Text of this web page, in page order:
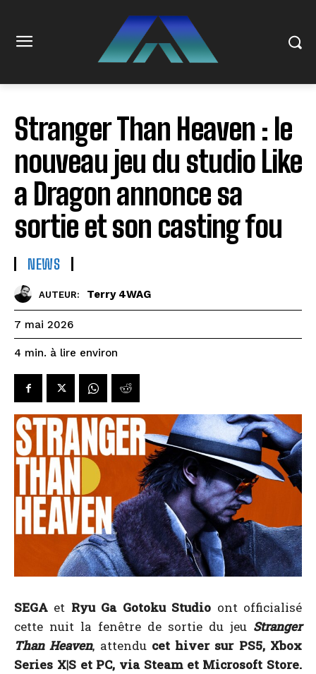
Stranger Than Heaven : le
nouveau jeu du studio Like
a Dragon annonce sa
sortie et son casting fou
NEWS
AUTEUR: Terry 4WAG
7 mai 2026
4 min. à lire environ
SEGA et Ryu Ga Gotoku Studio ont officialisé
cette nuit la fenêtre de sortie du jeu Stranger
Than Heaven, attendu cet hiver sur PS5, Xbox
Series X|S et PC, via Steam et Microsoft Store.